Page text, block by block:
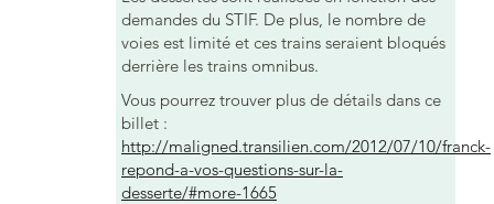
demandes du STIF. De plus, le nombre de
voies est limité et ces trains seraient bloqués
derrière les trains omnibus.
Vous pourrez trouver plus de détails dans ce
billet :
http://maligned.transilien.com/2012/07/10/franck-
repond-a-vos-questions-sur-la-
desserte/#more-1665